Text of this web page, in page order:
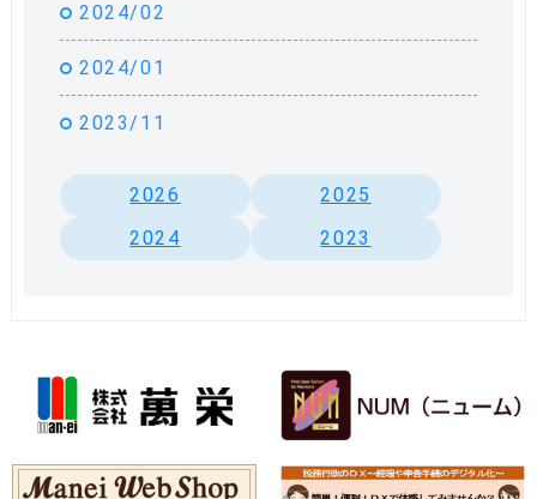
2024/02
2024/01
2023/11
2026
2025
2024
2023